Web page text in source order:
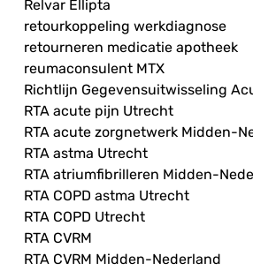
Relvar Ellipta
retourkoppeling werkdiagnose
retourneren medicatie apotheek
reumaconsulent MTX
Richtlijn Gegevensuitwisseling
RTA acute pijn Utrecht
RTA acute zorgnetwerk Midden-
RTA astma Utrecht
RTA atriumfibrilleren Midden-
RTA COPD astma Utrecht
RTA COPD Utrecht
RTA CVRM
RTA CVRM Midden-Nederland